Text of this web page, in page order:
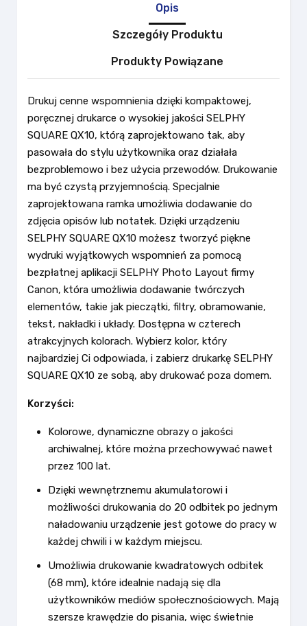
Opis
Szczegóły Produktu
Produkty Powiązane
Drukuj cenne wspomnienia dzięki kompaktowej,
poręcznej drukarce o wysokiej jakości SELPHY
SQUARE QX10, którą zaprojektowano tak, aby
pasowała do stylu użytkownika oraz działała
bezproblemowo i bez użycia przewodów. Drukowanie
ma być czystą przyjemnością. Specjalnie
zaprojektowana ramka umożliwia dodawanie do
zdjęcia opisów lub notatek. Dzięki urządzeniu
SELPHY SQUARE QX10 możesz tworzyć piękne
wydruki wyjątkowych wspomnień za pomocą
bezpłatnej aplikacji SELPHY Photo Layout firmy
Canon, która umożliwia dodawanie twórczych
elementów, takie jak pieczątki, filtry, obramowanie,
tekst, nakładki i układy. Dostępna w czterech
atrakcyjnych kolorach. Wybierz kolor, który
najbardziej Ci odpowiada, i zabierz drukarkę SELPHY
SQUARE QX10 ze sobą, aby drukować poza domem.
Korzyści:
Kolorowe, dynamiczne obrazy o jakości
archiwalnej, które można przechowywać nawet
przez 100 lat.
Dzięki wewnętrznemu akumulatorowi i
możliwości drukowania do 20 odbitek po jednym
naładowaniu urządzenie jest gotowe do pracy w
każdej chwili i w każdym miejscu.
Umożliwia drukowanie kwadratowych odbitek
(68 mm), które idealnie nadają się dla
użytkowników mediów społecznościowych. Mają
szersze krawędzie do pisania, więc świetnie